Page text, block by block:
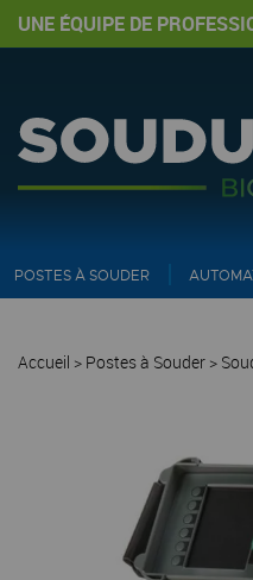
UNE ÉQUIPE DE
POSTES À SOUDER
Accueil > Postes à Souder >